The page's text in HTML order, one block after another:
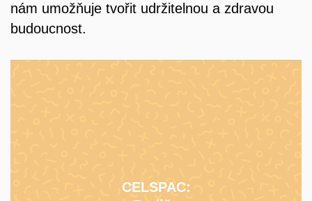
nám umožňuje tvořit udržitelnou a zdravou
budoucnost.
CELSPAC:
Studie pro rodiče původních účastníků studie ELSPAC a